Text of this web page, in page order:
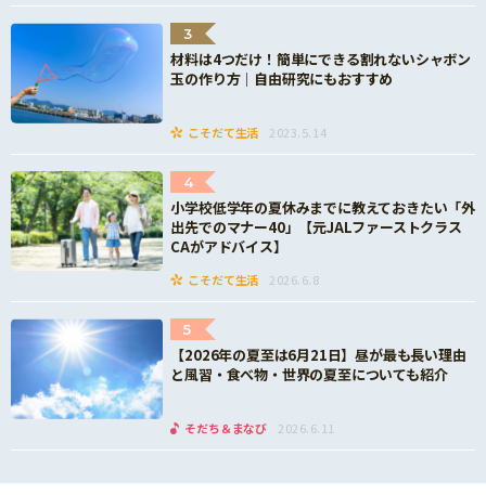
3
材料は4つだけ！簡単にできる割れないシャボン
玉の作り方｜自由研究にもおすすめ
こそだて生活 2023.5.14
4
小学校低学年の夏休みまでに教えておきたい「外
出先でのマナー40」【元JALファーストクラス
CAがアドバイス】
こそだて生活 2026.6.8
5
【2026年の夏至は6月21日】昼が最も長い理由
と風習・食べ物・世界の夏至についても紹介
そだち＆まなび 2026.6.11